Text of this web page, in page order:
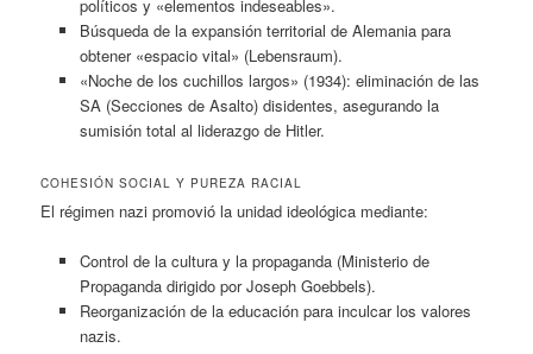
políticos y «elementos indeseables».
Búsqueda de la expansión territorial de Alemania para
obtener «espacio vital» (Lebensraum).
«Noche de los cuchillos largos» (1934): eliminación de las
SA (Secciones de Asalto) disidentes, asegurando la
sumisión total al liderazgo de Hitler.
COHESIÓN SOCIAL Y PUREZA RACIAL
El régimen nazi promovió la unidad ideológica mediante:
Control de la cultura y la propaganda (Ministerio de
Propaganda dirigido por Joseph Goebbels).
Reorganización de la educación para inculcar los valores
nazis.